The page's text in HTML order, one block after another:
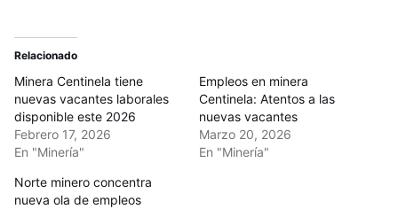
Relacionado
Minera Centinela tiene
nuevas vacantes laborales
disponible este 2026
Febrero 17, 2026
En "Minería"
Empleos en minera
Centinela: Atentos a las
nuevas vacantes
Marzo 20, 2026
En "Minería"
Norte minero concentra
nueva ola de empleos